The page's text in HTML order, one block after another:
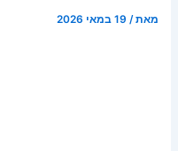
מאת/ 19 במאי 2026